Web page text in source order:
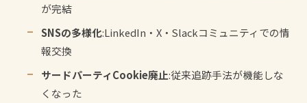
が完結
SNSの多様化:LinkedIn・X・Slackコミュニティでの情
報交換
サードパーティCookie廃止:従来追跡手法が機能しな
くなった